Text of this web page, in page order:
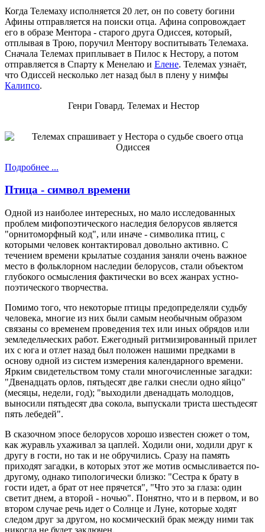
Когда Телемаху исполняется 20 лет, он по совету богини
Афины отправляется на поиски отца. Афина сопровождает
его в образе Ментора - старого друга Одиссея, который,
отплывая в Трою, поручил Ментору воспитывать Телемаха.
Сначала Телемах приплывает в Пилос к Нестору, а потом
отправляется в Спарту к Менелаю и Елене. Телемах узнаёт,
что Одиссей несколько лет назад был в плену у нимфы
Калипсо.
Генри Говард. Телемах и Нестор
Подробнее ...
Птица - символ времени
Одной из наиболее интересных, но мало исследованных
проблем мифопоэтического наследия белорусов является
"орнитоморфный код", или иначе - символика птиц, с
которыми человек контактировал довольно активно. С
течением времени крылатые создания заняли очень важное
место в фольклорном наследии белорусов, стали объектом
глубокого осмысления фактически во всех жанрах устно-
поэтического творчества.
Помимо того, что некоторые птицы предопределяли судьбу
человека, многие из них были самым необычным образом
связаны со временем проведения тех или иных обрядов или
земледельческих работ. Ежегодный ритмизированный прилет
их с юга и отлет назад был положен нашими предками в
основу одной из систем измерения календарного времени.
Ярким свидетельством тому стали многочисленные загадки:
"Двенадцать орлов, пятьдесят две галки снесли одно яйцо"
(месяцы, недели, год); "выходили двенадцать молодцов,
выносили пятьдесят два сокола, выпускали триста шестьдесят
пять лебедей".
В сказочном эпосе белорусов хорошо известен сюжет о том,
как журавль ухаживал за цаплей. Ходили они, ходили друг к
другу в гости, но так и не обручились. Сразу на память
приходят загадки, в которых этот же мотив осмысливается по-
другому, однако типологически близко: "Сестра к брату в
гости идет, а брат от нее прячется", "Что это за глаза: один
светит днем, а второй - ночью". Понятно, что и в первом, и во
втором случае речь идет о Солнце и Луне, которые ходят
следом друг за другом, но космический брак между ними так
никогда не будет заключен.